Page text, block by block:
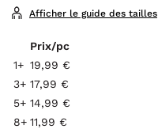
Afficher le guide des tailles
Prix/pc
1+ 19,99 €
3+ 17,99 €
5+ 14,99 €
8+ 11,99 €